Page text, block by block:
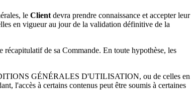
le Client devra prendre connaissance et accepter leur
en vigueur au jour de la validation définitive de la
récapitulatif de sa Commande. En toute hypothèse, les
GÉNÉRALES D'UTILISATION, ou de celles en
l'accès à certains contenus peut être soumis à certaines